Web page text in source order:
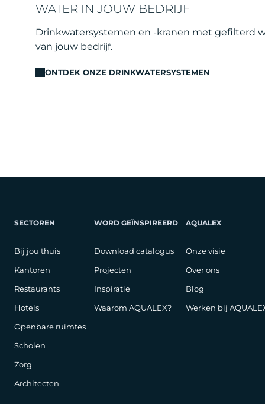
WATER IN JOUW BEDRIJF
Drinkwatersystemen en -kranen met gefilterd
van jouw bedrijf.
ONTDEK ONZE DRINKWATERSYSTEMEN
SECTOREN
Bij jou thuis
Kantoren
Restaurants
Hotels
Openbare ruimtes
Scholen
Zorg
Architecten
WORD GEÏNSPIREERD
Download catalogus
Projecten
Inspiratie
Waarom AQUALEX?
AQUALEX
Onze visie
Over ons
Blog
Werken bij